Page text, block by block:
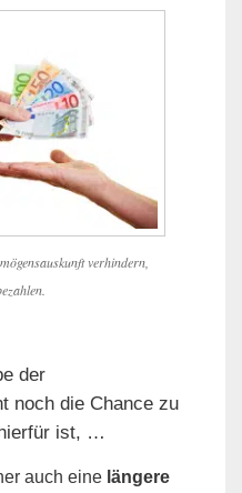
verhindern,
der
noch die Chance zu
ist, …
auch eine längere